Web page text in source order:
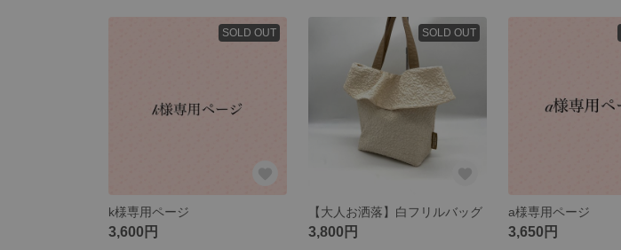
SOLD OUT
k様専用ページ
3,600円
SOLD OUT
【大人お洒落】白フリルバッグ
3,800円
a様専用ページ
3,650円